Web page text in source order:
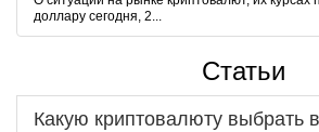
доллару сегодня, 2...
Статьи
Какую криптовалюту выбрать